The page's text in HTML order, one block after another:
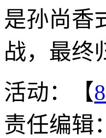
是孙尚香
战，最终
活动：【
责任编辑